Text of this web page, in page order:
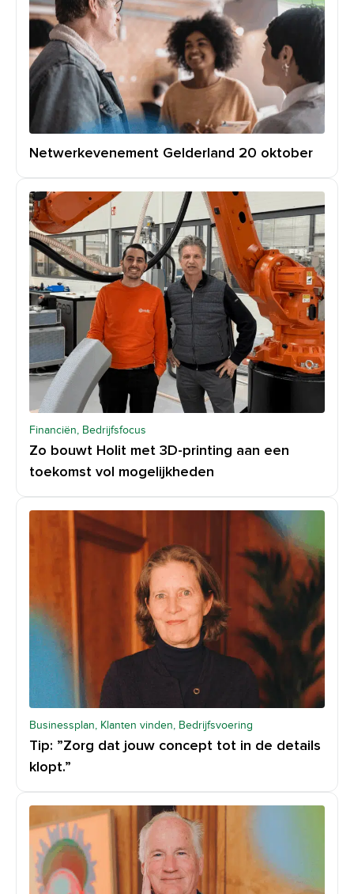
Netwerkevenement Gelderland 20 oktober
Financiën, Bedrijfsfocus
Zo bouwt Holit met 3D-printing aan een
toekomst vol mogelijkheden
Businessplan, Klanten vinden, Bedrijfsvoering
Tip: ”Zorg dat jouw concept tot in de details
klopt.”